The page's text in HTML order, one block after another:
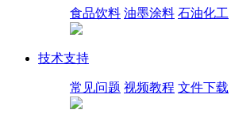
食品饮料 油墨涂料 石油化工
技术支持
常见问题 视频教程 文件下载